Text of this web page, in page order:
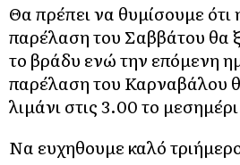
Θα πρέπει να θυμίσουμε ότι
παρέλαση του Σαββάτου θα
το βράδυ ενώ την επόμενη
παρέλαση του Καρναβάλου
λιμάνι στις 3.00 το
Να ευχηθουμε καλό